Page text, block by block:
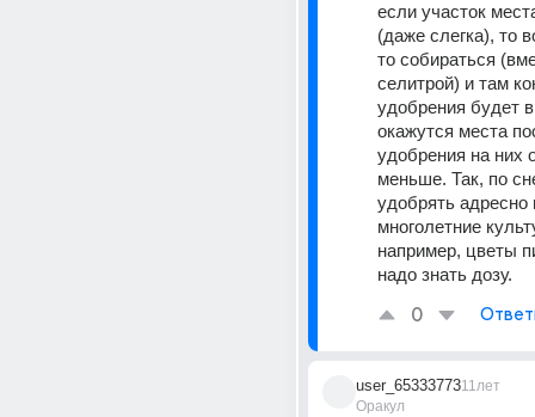
если участок
(даже слегка), то
то собираться
селитрой) и там
удобрения будет
окажутся места
удобрения на них
меньше. Так, по
удобрять адресно
многолетние
например, цветы
надо знать дозу.
0
user_65333773
Оракул
11лет